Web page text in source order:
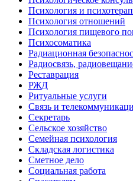
Психология и
Психология отношений
Психология пищевого
Психосоматика
Радиационная
Радиосвязь,
Реставрация
РЖД
Ритуальные услуги
Связь и
Секретарь
Сельское хозяйство
Семейная психология
Складская логистика
Сметное дело
Социальная работа